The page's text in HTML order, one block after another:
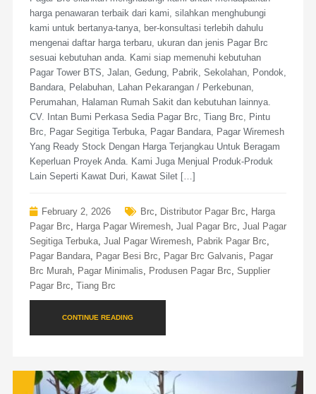
harga penawaran terbaik dari kami, silahkan menghubungi
kami untuk bertanya-tanya, ber-konsultasi terlebih dahulu
mengenai daftar harga terbaru, ukuran dan jenis Pagar Brc
sesuai kebutuhan anda. Kami siap memenuhi kebutuhan
Pagar Tower BTS, Jalan, Gedung, Pabrik, Sekolahan, Pondok,
Bandara, Pelabuhan, Lahan Pekarangan / Perkebunan,
Perumahan, Halaman Rumah Sakit dan kebutuhan lainnya.
CV. Intan Bumi Perkasa Sedia Pagar Brc, Tiang Brc, Pintu
Brc, Pagar Segitiga Terbuka, Pagar Bandara, Pagar Wiremesh
Yang Ready Stock Dengan Harga Terjangkau Untuk Beragam
Keperluan Proyek Anda. Kami Juga Menjual Produk-Produk
Lain Seperti Kawat Duri, Kawat Silet […]
February 2, 2026 Brc, Distributor Pagar Brc, Harga
Pagar Brc, Harga Pagar Wiremesh, Jual Pagar Brc, Jual Pagar
Segitiga Terbuka, Jual Pagar Wiremesh, Pabrik Pagar Brc,
Pagar Bandara, Pagar Besi Brc, Pagar Brc Galvanis, Pagar
Brc Murah, Pagar Minimalis, Produsen Pagar Brc, Supplier
Pagar Brc, Tiang Brc
CONTINUE READING